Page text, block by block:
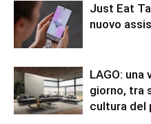
Just Eat
nuovo
LAGO: una
giorno, tra
cultura del